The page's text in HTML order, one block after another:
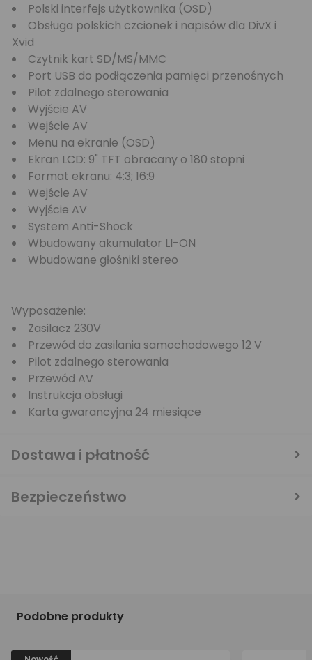
Podobne produkty
Polski interfejs użytkownika (OSD)
Obsługa polskich czcionek i napisów dla DivX i
Xvid
Czytnik kart SD/MS/MMC
Port USB do podłączenia pamięci przenośnych
Pilot zdalnego sterowania
Wyjście AV
Wejście AV
Menu na ekranie (OSD)
Ekran LCD: 9" TFT obracany o 180 stopni
Format ekranu: 4:3; 16:9
Wejście AV
Wyjście AV
System Anti-Shock
Wbudowany akumulator LI-ON
Wbudowane głośniki stereo
Wyposażenie:
Zasilacz 230V
Przewód do zasilania samochodowego 12 V
Pilot zdalnego sterowania
Przewód AV
Instrukcja obsługi
Karta gwarancyjna 24 miesiące
Dostawa i płatność
Bezpieczeństwo